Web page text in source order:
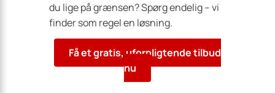
du lige på grænsen? Spørg endelig – vi
finder som regel en løsning.
Få et gratis, uforpligtende tilbud
nu